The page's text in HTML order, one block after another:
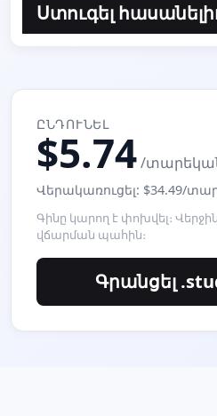
Ստուգել
ԸՆԴՈՒՆԵԼ
$5.74/
Վերակառուցել: $34.49/
Գինը կարող է փոխվել։
վճարման պահին։
Գրանցել